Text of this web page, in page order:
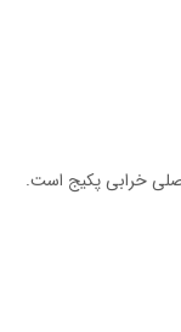
خرابی پکیج است.